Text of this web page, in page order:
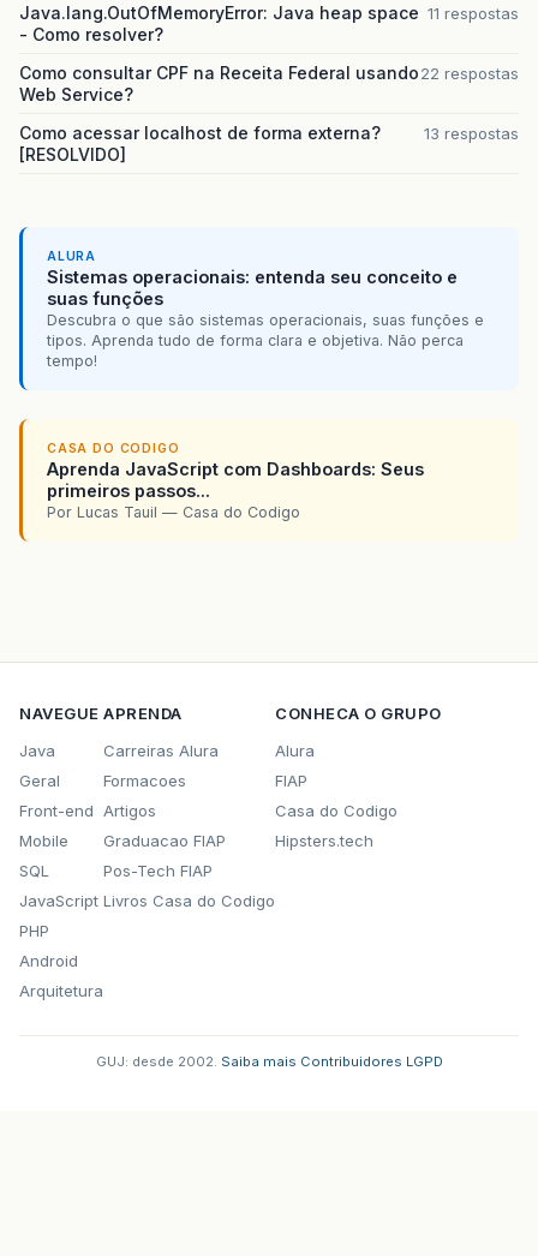
Java.lang.OutOfMemoryError: Java heap space
- Como resolver?
11 respostas
Como consultar CPF na Receita Federal usando
Web Service?
22 respostas
Como acessar localhost de forma externa?
[RESOLVIDO]
13 respostas
ALURA
Sistemas operacionais: entenda seu conceito e
suas funções
Descubra o que são sistemas operacionais, suas funções e
tipos. Aprenda tudo de forma clara e objetiva. Não perca
tempo!
CASA DO CODIGO
Aprenda JavaScript com Dashboards: Seus
primeiros passos...
Por Lucas Tauil — Casa do Codigo
NAVEGUE
Java
Geral
Front-end
Mobile
SQL
JavaScript
PHP
Android
Arquitetura
APRENDA
Carreiras Alura
Formacoes
Artigos
Graduacao FIAP
Pos-Tech FIAP
Livros Casa do Codigo
CONHECA O GRUPO
Alura
FIAP
Casa do Codigo
Hipsters.tech
GUJ: desde 2002. Saiba mais Contribuidores LGPD